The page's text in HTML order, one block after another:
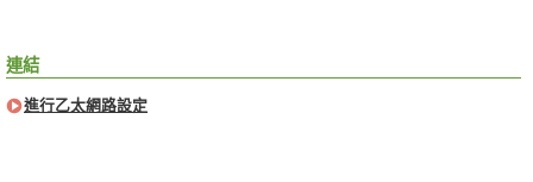
連結
進行乙太網路設定